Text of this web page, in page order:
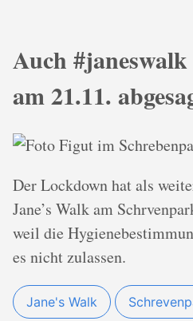
Auch
am 21.11.
Der Lockdown hat als
Jane’s Walk am
weil die
es nicht zulassen.
Jane's Walk